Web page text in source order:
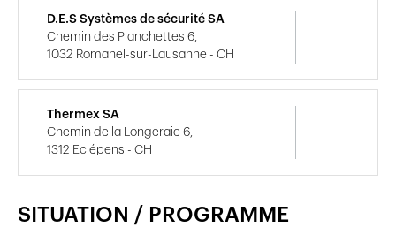
SITUATION / PROGRAMME
D.E.S Systèmes de sécurité SA
Chemin des Planchettes 6,
1032 Romanel-sur-Lausanne - CH
Thermex SA
Chemin de la Longeraie 6,
1312 Eclépens - CH